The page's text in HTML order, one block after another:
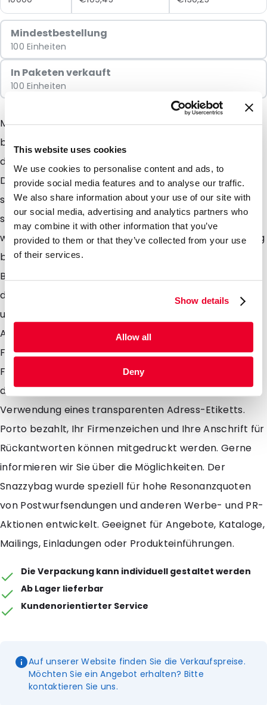
This website uses cookies
We use cookies to personalise content and ads, to
provide social media features and to analyse our traffic.
We also share information about your use of our site with
our social media, advertising and analytics partners who
may combine it with other information that you’ve
provided to them or that they’ve collected from your use
of their services.
Show details
Allow all
Deny
Mindestbestellung
100 Einheiten
In Paketen verkauft
100 Einheiten
Mit dem Snazzybag erzielen Sie immer das denkbar
beste Ergebnis. Diese auffällige Verpackung sorgt
dafür, dass Ihre Sendung immer zuerst geöffnet wird.
Der Inhalt der Verpackung erhält eine sympathische,
spannende und attraktive Ausstrahlung. Und das wirkt
sich natürlich positiv auf die Resonanz aus! Erst recht,
wenn Sie die Mailbags auch noch ein- oder mehrfarbig
bedrucken lassen. Die Möglichkeit einer einfarbigen
Bedruckung ist bereit ab 500 Stück möglich. Neu ist
das Format Notarumschlag (DIN A4 Längs gefaltet)
und zusammen mit den bestehenden Formaten DIN
A4, DIN A5, DIN A6 und den rechteckigen und kleinen
Formaten findet sich also immer ein geeignetes
Format. Sie können die resonanzerhöhende Wirkung
der Mailbags zusätzlich noch verstärken durch
Verwendung eines transparenten Adress-Etiketts.
Porto bezahlt, Ihr Firmenzeichen und Ihre Anschrift für
Rückantworten können mitgedruckt werden. Gerne
informieren wir Sie über die Möglichkeiten. Der
Snazzybag wurde speziell für hohe Resonanzquoten
von Postwurfsendungen und anderen Werbe- und PR-
Aktionen entwickelt. Geeignet für Angebote, Kataloge,
Mailings, Einladungen oder Produkteinführungen.
Die Verpackung kann individuell gestaltet werden
Ab Lager lieferbar
Kundenorientierter Service
Auf unserer Website finden Sie die Verkaufspreise.
Möchten Sie ein Angebot erhalten? Bitte
kontaktieren Sie uns.